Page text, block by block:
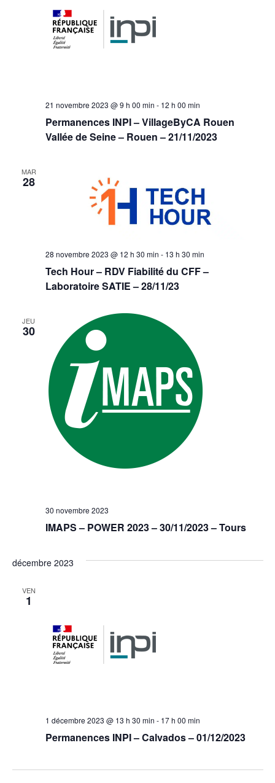
Permanences INPI – VillageByCA Rouen
Vallée de Seine – Rouen – 21/11/2023
21 novembre 2023 @ 9 h 00 min - 12 h 00 min
MAR
28
Tech Hour – RDV Fiabilité du CFF –
Laboratoire SATIE – 28/11/23
28 novembre 2023 @ 12 h 30 min - 13 h 30 min
JEU
30
IMAPS – POWER 2023 – 30/11/2023 – Tours
30 novembre 2023
décembre 2023
VEN
1
Permanences INPI – Calvados – 01/12/2023
1 décembre 2023 @ 13 h 30 min - 17 h 00 min